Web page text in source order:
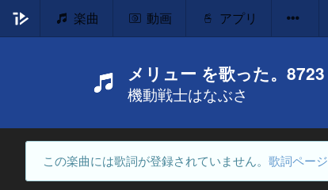
楽曲 動画 アプリ
メリュー を歌った。8723
機動戦士はなぶさ
この楽曲には歌詞が登録されていません。 歌詞ページ